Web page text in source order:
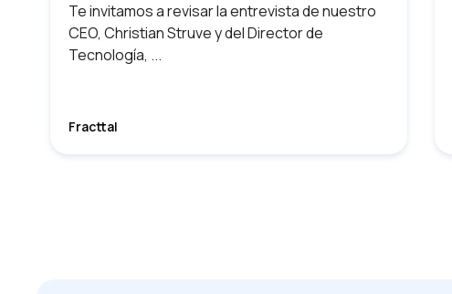
Te invitamos a revisar la entrevista de nuestro
CEO, Christian Struve y del Director de
Tecnología, ...
Fracttal